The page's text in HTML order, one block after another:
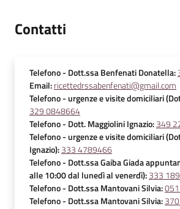
Contatti
Telefono- Dott.ssa Benfenati Donatella:
Email:ricettedrssabenfenati@gmail.com
Telefono- urgenze e visite domiciliari
329 0848664
Telefono- Dott. Maggiolini Ignazio:349
Telefono- urgenze e visite domiciliari
Ignazio):333 4789466
Telefono- Dott.ssa Gaiba Giada
alle 10:00 dal lunedì al venerdì):333
Telefono- Dott.ssa Mantovani Silvia:
Telefono- Dott.ssa Mantovani Silvia: